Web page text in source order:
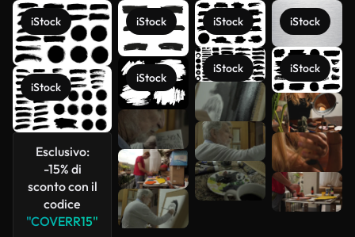
iStock
iStock
Esclusivo:
-15% di
sconto con il
codice
"COVERR15"
iStock
iStock
iStock
iStock
iStock
iStock
Scopri di
più